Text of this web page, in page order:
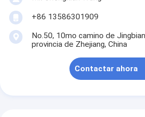
+86 13586301909
No.50, 10mo camino de
provincia de Zhejiang, China
Contactar ahora